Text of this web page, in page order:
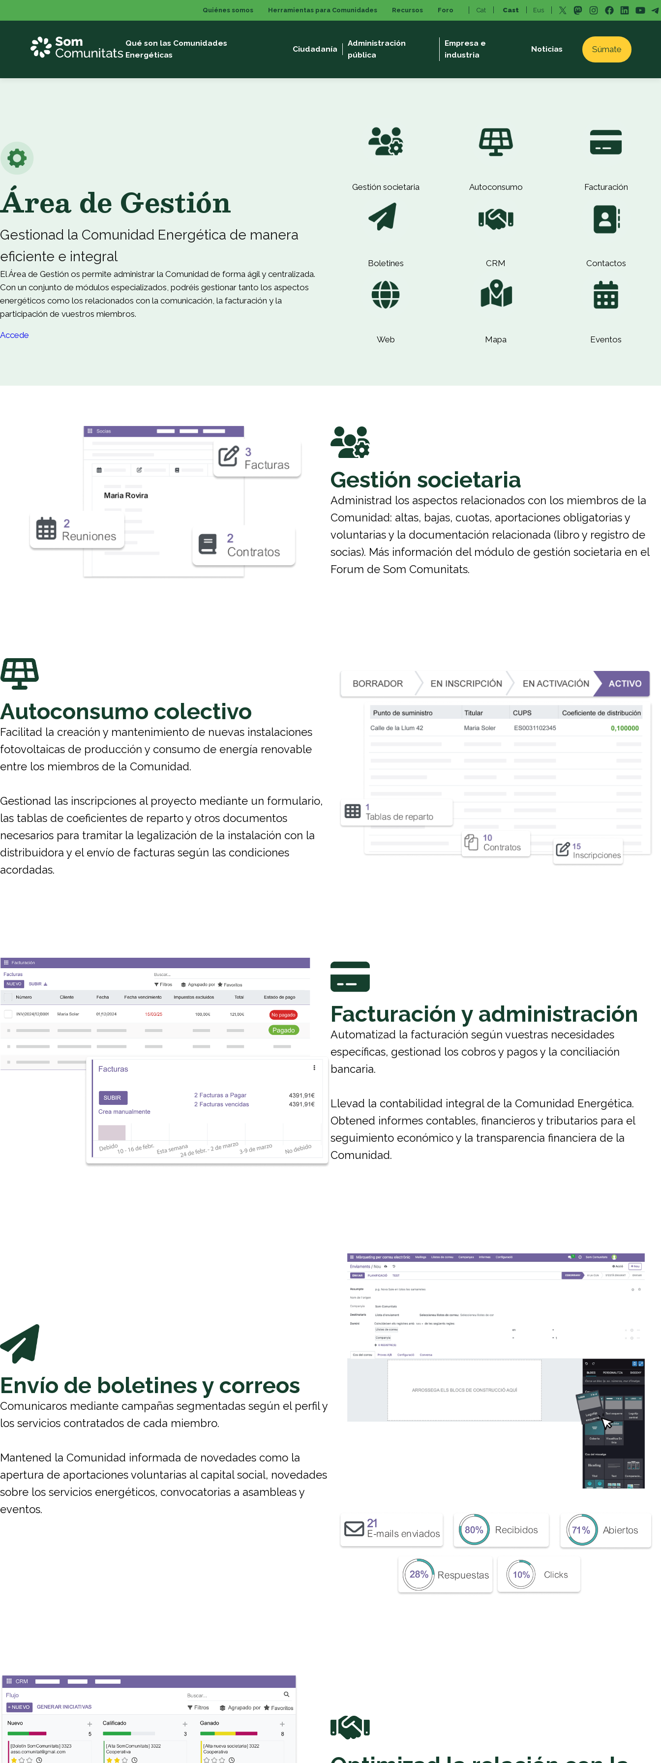
al
Quiénes somos Herramientas para Comunidades Recursos Foro Cat Cast Eus X Mastodon
Instagram
Facebook
Qué son las Comunidades
Energéticas
Ciudadanía
Administración
pública
Empresa e
industria
Noticias Súmate
Área de Gestión
Gestionad la Comunidad Energética de manera
eficiente e integral
El Área de Gestión os permite administrar la Comunidad de forma ágil y centralizada.
Con un conjunto de módulos especializados, podréis gestionar tanto los aspectos
energéticos como los relacionados con la comunicación, la facturación y la
participación de vuestros miembros.
Accede
Gestión societaria Autoconsumo Facturación
Boletines CRM Contactos
Web Mapa Eventos
Gestión societaria
Administrad los aspectos relacionados con los miembros de la
Comunidad: altas, bajas, cuotas, aportaciones obligatorias y
voluntarias y la documentación relacionada (libro y registro de
socias). Más información del módulo de gestión societaria en el
Forum de Som Comunitats.
Autoconsumo colectivo
Facilitad la creación y mantenimiento de nuevas instalaciones
fotovoltaicas de producción y consumo de energía renovable
entre los miembros de la Comunidad.
Gestionad las inscripciones al proyecto mediante un formulario,
las tablas de coeficientes de reparto y otros documentos
necesarios para tramitar la legalización de la instalación con la
distribuidora y el envío de facturas según las condiciones
acordadas.
Facturación y administración
Automatizad la facturación según vuestras necesidades
específicas, gestionad los cobros y pagos y la conciliación
bancaria.
Llevad la contabilidad integral de la Comunidad Energética.
Obtened informes contables, financieros y tributarios para el
seguimiento económico y la transparencia financiera de la
Comunidad.
Envío de boletines y correos
Comunicaros mediante campañas segmentadas según el perfil y
los servicios contratados de cada miembro.
Mantened la Comunidad informada de novedades como la
apertura de aportaciones voluntarias al capital social, novedades
sobre los servicios energéticos, convocatorias a asambleas y
eventos.